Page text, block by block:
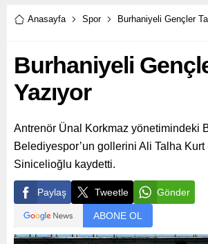
Anasayfa Spor Burhaniyeli Gençler
Burhaniyeli
Yazıyor
Antrenör Ünal Korkmaz yönetimindeki
Belediyespor’un gollerini Ali Talha Kurt
Sinicelioğlu kaydetti.
Paylaş Tweetle Gönder
ABONE OL